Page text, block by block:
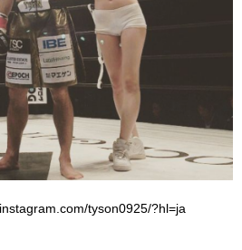
tyson0925/?hl=ja